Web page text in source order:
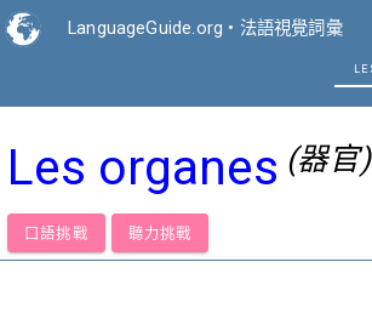
LanguageGuide.org • 法語視覺詞彙
Les organes (器官)
口語挑戰 聽力挑戰